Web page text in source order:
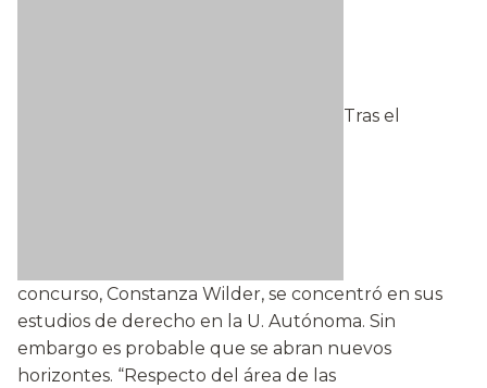
Tras el
concurso, Constanza Wilder, se concentró en sus
estudios de derecho en la U. Autónoma. Sin
embargo es probable que se abran nuevos
horizontes. “Respecto del área de las